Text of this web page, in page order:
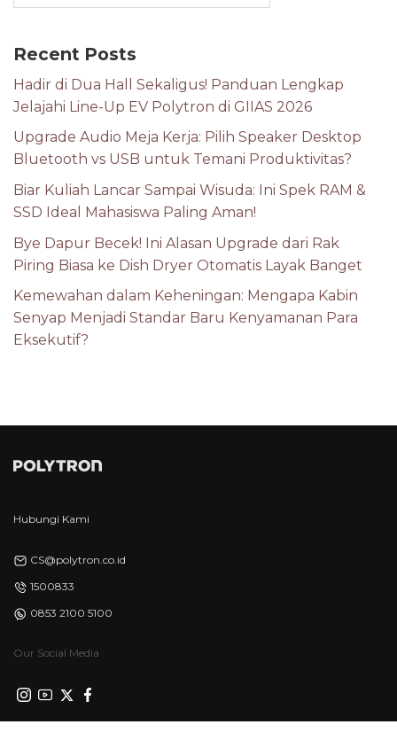
Recent Posts
Hadir di Dua Hall Sekaligus! Panduan Lengkap
Jelajahi Line-Up EV Polytron di GIIAS 2026
Upgrade Audio Meja Kerja: Pilih Speaker Desktop
Bluetooth vs USB untuk Temani Produktivitas?
Biar Kuliah Lancar Sampai Wisuda: Ini Spek RAM &
SSD Ideal Mahasiswa Paling Aman!
Bye Dapur Becek! Ini Alasan Upgrade dari Rak
Piring Biasa ke Dish Dryer Otomatis Layak Banget
Kemewahan dalam Keheningan: Mengapa Kabin
Senyap Menjadi Standar Baru Kenyamanan Para
Eksekutif?
Hubungi Kami
CS@polytron.co.id
1500833
0853 2100 5100
Our Social Media